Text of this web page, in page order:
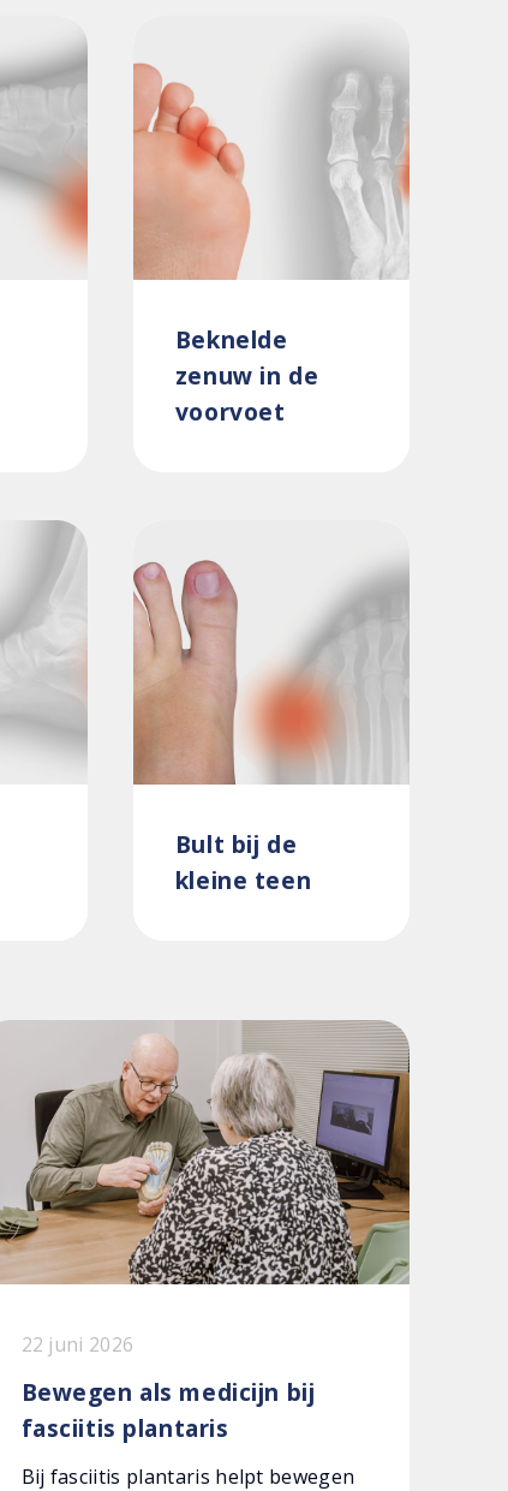
Beknelde
zenuw in de
voorvoet
Bult bij de
kleine teen
22 juni 2026
Bewegen als medicijn bij
fasciitis plantaris
Bij fasciitis plantaris helpt bewegen